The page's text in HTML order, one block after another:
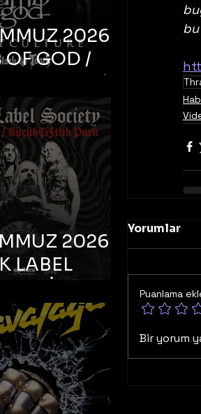
Yorumlar
Puanlama
Bir yorum
2026 –
OF GOD /
CULTURE /
TOOTH –
Bonus
2026 –
LABEL
– İstanbul,
Park